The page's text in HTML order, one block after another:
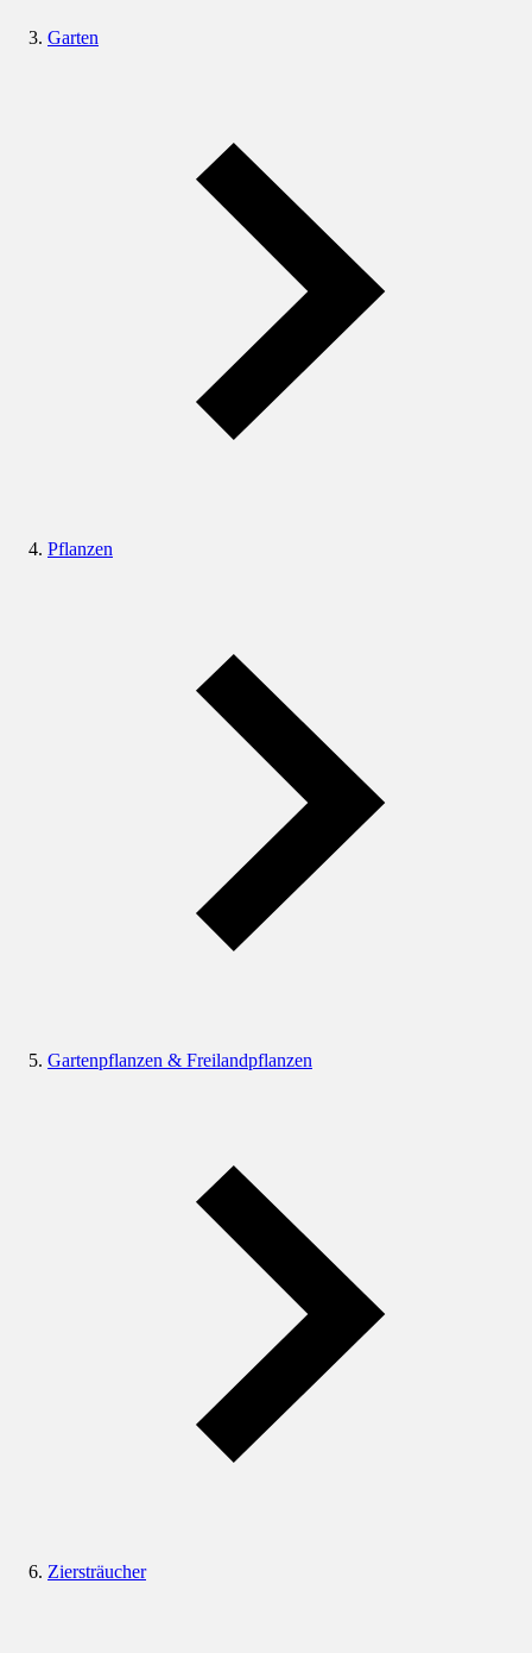
Garten
Pflanzen
Gartenpflanzen & Freilandpflanzen
Ziersträucher